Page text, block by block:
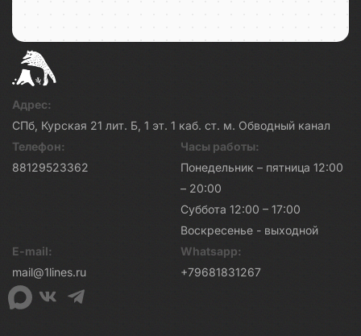
Адрес:
СПб, Курская 21 лит. Б, 1 эт. 1 каб. ст. м. Обводный канал
Телефон:
88129523362
Часы работы:
Понедельник – пятница 12:00
– 20:00
Суббота 12:00 – 17:00
Воскресенье - выходной
E-mail:
mail@1lines.ru
Whatsapp:
+79681831267